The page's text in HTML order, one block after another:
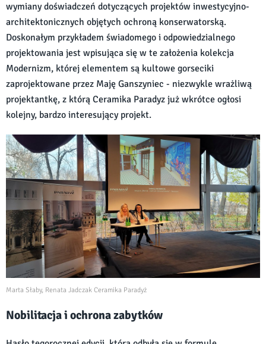
wymiany doświadczeń dotyczących projektów inwestycyjno-
architektonicznych objętych ochroną konserwatorską.
Doskonałym przykładem świadomego i odpowiedzialnego
projektowania jest wpisująca się w te założenia kolekcja
Modernizm, której elementem są kultowe gorseciki
zaprojektowane przez Maję Ganszyniec - niezwykle wrażliwą
projektantkę, z którą Ceramika Paradyz już wkrótce ogłosi
kolejny, bardzo interesujący projekt.
Marta Słaby, Renata Jadczak Ceramika Paradyż
Nobilitacja i ochrona zabytków